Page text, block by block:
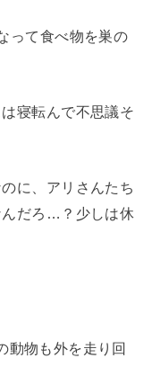
って食べ物を巣の
寝転んで不思議そ
に、アリさんたち
んだろ…？少しは休
動物も外を走り回